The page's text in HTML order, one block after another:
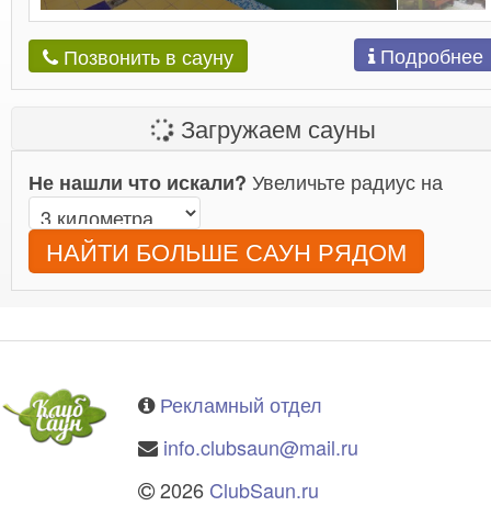
Позвонить в сауну Подробнее
Загружаем сауны
Не нашли что искали? Увеличьте радиус на
НАЙТИ БОЛЬШЕ САУН РЯДОМ
Рекламный отдел
info.clubsaun@mail.ru
2026 ClubSaun.ru